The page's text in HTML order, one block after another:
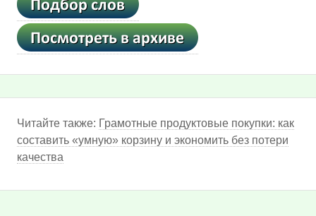
Читайте также: Грамотные продуктовые покупки: как
составить «умную» корзину и экономить без потери
качества